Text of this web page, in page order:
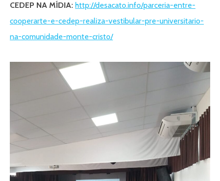
CEDEP NA MÍDIA: http://desacato.info/parceria-entre-
cooperarte-e-cedep-realiza-vestibular-pre-universitario-
na-comunidade-monte-cristo/